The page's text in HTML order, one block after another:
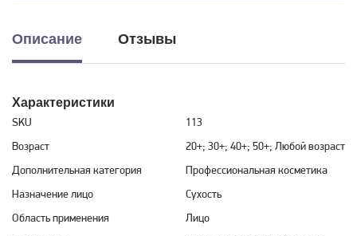
Описание Отзывы
Характеристики
SKU
113
Возраст
20+; 30+; 40+; 50+; Любой возраст
Дополнительная категория
Профессиональная косметика
Назначение лицо
Сухость
Область применения
Лицо